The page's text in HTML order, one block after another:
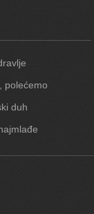
polećemo
duh